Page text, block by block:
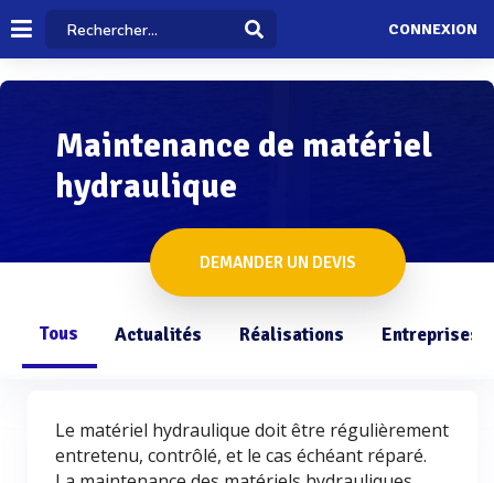
CONNEXION
Maintenance de matériel
hydraulique
DEMANDER UN DEVIS
Tous Actualités Réalisations Entreprises
Le matériel hydraulique doit être régulièrement
entretenu, contrôlé, et le cas échéant réparé.